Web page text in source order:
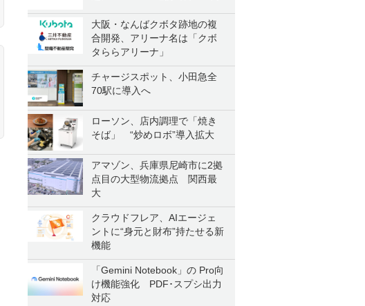
大阪・なんばクボタ跡地の複
合開発、アリーナ名は「クボ
タららアリーナ」
チャージスポット、小田急全
70駅に導入へ
ローソン、店内調理で「焼き
そば」 “炒めロボ”導入拡大
アマゾン、兵庫県尼崎市に2拠
点目の大型物流拠点 関西最
大
クラウドフレア、AIエージェ
ントに“身元と財布”持たせる新
機能
「Gemini Notebook」の Pro向
け機能強化 PDF･スプシ出力
対応